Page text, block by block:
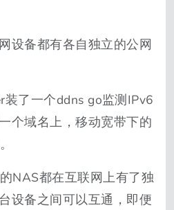
设备都有各自独立的公网
了一个ddns go监测IPv6
个域名上，移动宽带下的
NAS都在互联网上有了独
设备之间可以互通，即便